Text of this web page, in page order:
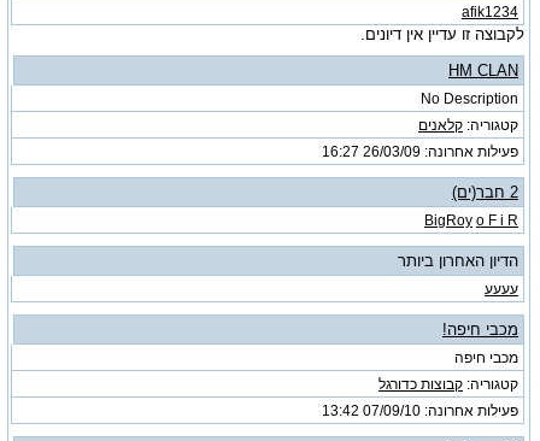
afik1234
לקבוצה זו עדיין אין דיונים.
HM CLAN
No Description
קטגוריה: קלאנים
פעילות אחרונה: 26/03/09
16:27
2 חבר(ים)
BigRoy o F i R
הדיון האחרון ביותר
עעעע
מכבי חיפה!
מכבי חיפה
קטגוריה: קבוצות כדורגל
פעילות אחרונה: 07/09/10
13:42